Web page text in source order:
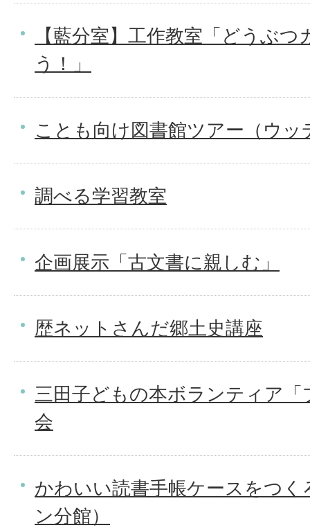
【藍分室】工作教室「どうぶ
う！」
ことも向け図書館ツアー（ウ
調べる学習教室
企画展示「古文書に親しむ」
歴ネットさんだ郷土史講座
三田子どもの本ボランティア
会
かわいい読書手帳ケースをつ
ン分館）